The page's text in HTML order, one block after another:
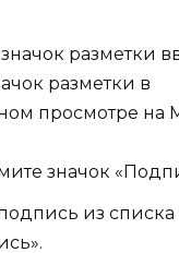
разметки
значок
из